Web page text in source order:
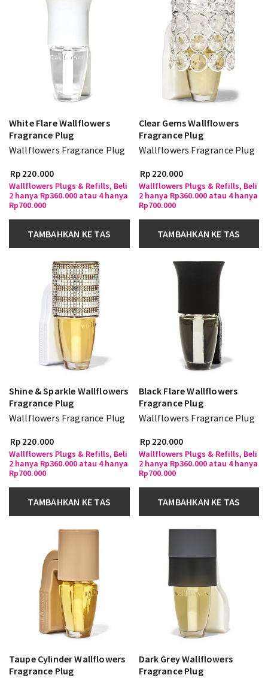
White Flare Wallflowers
Fragrance Plug
Wallflowers Fragrance Plug
Rp 220.000
Wallflowers Plugs & Refills, Beli
2 hanya Rp360.000 atau 4 hanya
Rp700.000
TAMBAHKAN KE TAS
Clear Gems Wallflowers
Fragrance Plug
Wallflowers Fragrance Plug
Rp 220.000
Wallflowers Plugs & Refills, Beli
2 hanya Rp360.000 atau 4 hanya
Rp700.000
TAMBAHKAN KE TAS
Shine & Sparkle Wallflowers
Fragrance Plug
Wallflowers Fragrance Plug
Rp 220.000
Wallflowers Plugs & Refills, Beli
2 hanya Rp360.000 atau 4 hanya
Rp700.000
TAMBAHKAN KE TAS
Black Flare Wallflowers
Fragrance Plug
Wallflowers Fragrance Plug
Rp 220.000
Wallflowers Plugs & Refills, Beli
2 hanya Rp360.000 atau 4 hanya
Rp700.000
TAMBAHKAN KE TAS
Taupe Cylinder Wallflowers
Fragrance Plug
Dark Grey Wallflowers
Fragrance Plug